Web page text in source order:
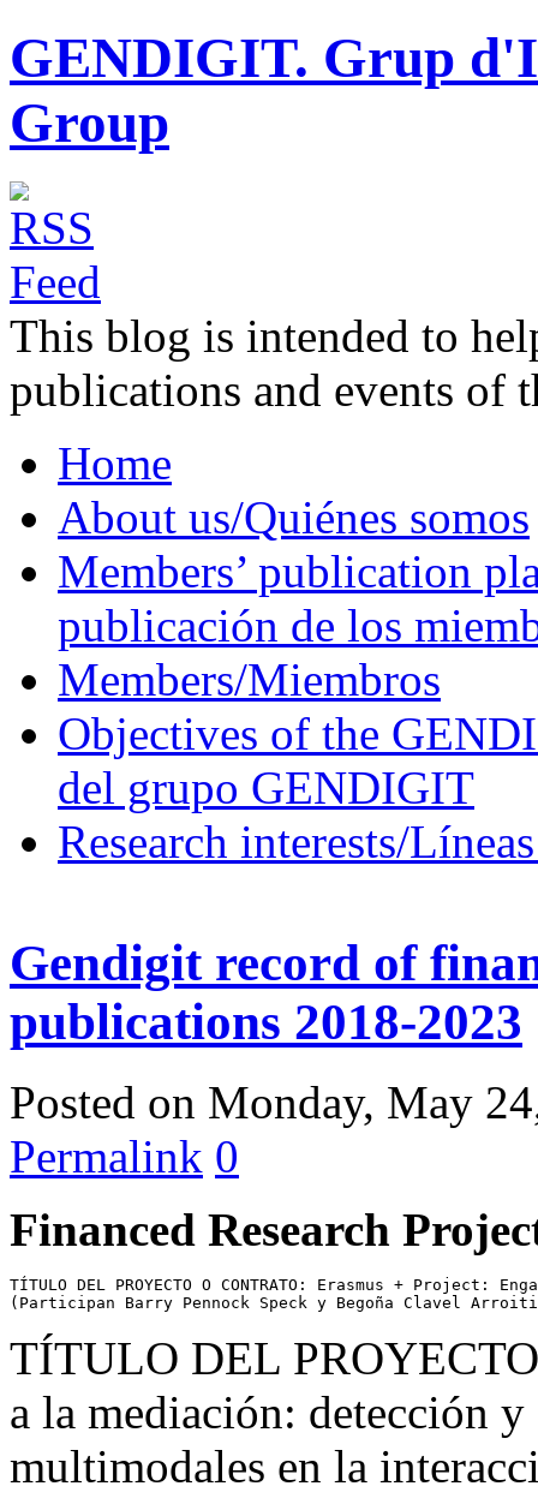
GENDIGIT. Grup
Group
This blog is intended to
publications and events of
Home
About us/Quiénes somos
Members’ publication
publicación de los
Members/Miembros
Objectives of the
del grupo GENDIGIT
Research interests/
Gendigit record of
publications 2018-2023
Posted on Monday, May
Permalink 0
Financed Research
TÍTULO DEL PROYECTO O CONTRATO: Erasmus +
(Participan Barry Pennock Speck y Begoña Clavel
TÍTULO DEL
a la mediación: detección y
multimodales en la